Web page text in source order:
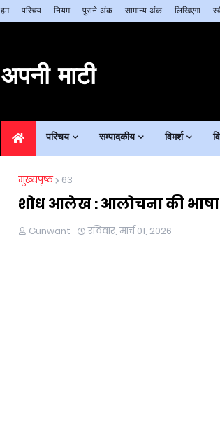
हम परिचय नियम पुराने अंक सामान्य अंक लिखिएगा
अपनी माटी
परिचय सम्पादकीय विमर्श
मुख्यपृष्ठ 63
शोध आलेख : आलोचना की भाषा,
Gunwant रविवार, मार्च 01, 2026